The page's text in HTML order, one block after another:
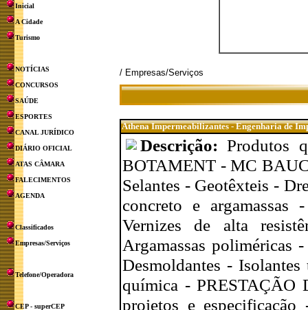
Inicial
A Cidade
Turismo
NOTÍCIAS
CONCURSOS
SAÚDE
ESPORTES
CANAL JURÍDICO
DIÁRIO OFICIAL
ATAS CÂMARA
FALECIMENTOS
AGENDA
Classificados
Empresas/Serviços
Telefone/Operadora
CEP - superCEP
/ Empresas/Serviços
Athena Impermeabilizantes - Engenharia de
Descrição:Produtos
BOTAMENT - MC
Selantes - Geotêxteis -
concreto e
Vernizes de alta
Argamassas poliméricas
Desmoldantes -
química - PRESTAÇÃO
projetos e